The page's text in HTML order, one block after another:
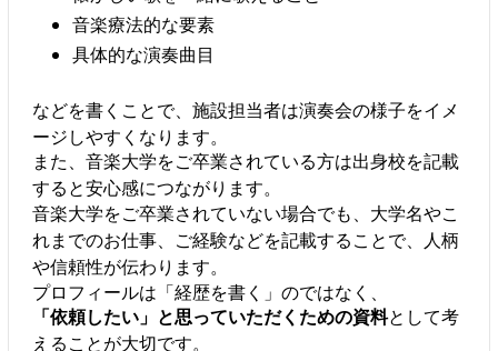
音楽療法的な要素
具体的な演奏曲目
などを書くことで、施設担当者は演奏会の様子をイメ
ージしやすくなります。
また、音楽大学をご卒業されている方は出身校を記載
すると安心感につながります。
音楽大学をご卒業されていない場合でも、大学名やこ
れまでのお仕事、ご経験などを記載することで、人柄
や信頼性が伝わります。
プロフィールは「経歴を書く」のではなく、
「依頼したい」と思っていただくための資料として考
えることが大切です。